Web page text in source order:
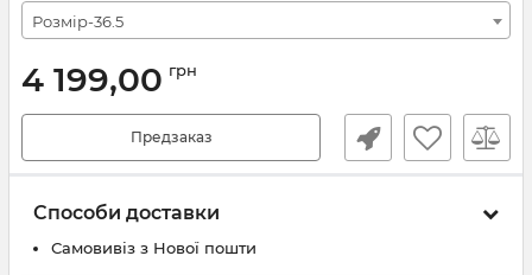
Розмір-36.5
4 199,00 грн
Предзаказ
Способи доставки
Самовивіз з Нової пошти